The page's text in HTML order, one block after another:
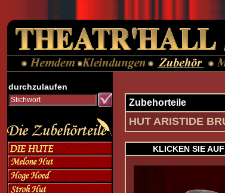
durchzulaufen
Zubehorteile
HUT ARISTIDE
KLICKEN SIE